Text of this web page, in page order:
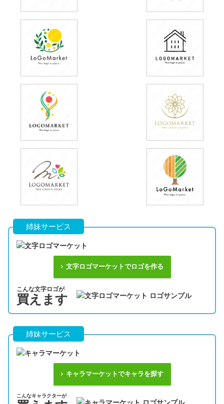
姉妹サービス
文字ロゴマーケットでロゴを作る
こんな文字ロゴが
買えます
姉妹サービス
キャラマーケットでキャラを探す
こんなキャラクターが